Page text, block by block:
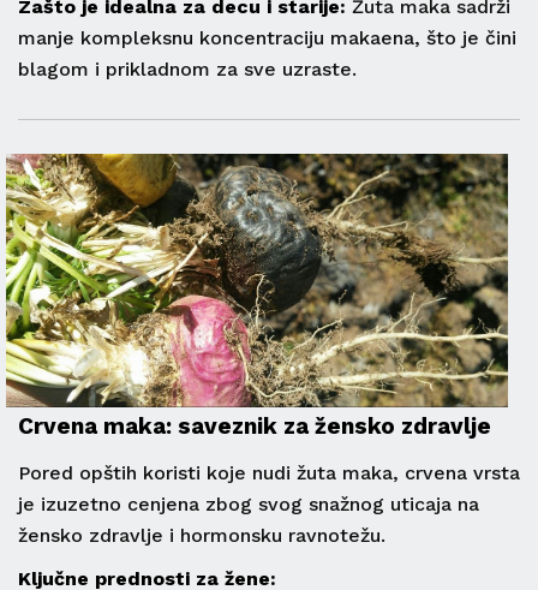
Zašto je idealna za decu i starije: Žuta maka sadrži
manje kompleksnu koncentraciju makaena, što je čini
blagom i prikladnom za sve uzraste.
Crvena maka: saveznik za žensko zdravlje
Pored opštih koristi koje nudi žuta maka, crvena vrsta
je izuzetno cenjena zbog svog snažnog uticaja na
žensko zdravlje i hormonsku ravnotežu.
Ključne prednosti za žene: